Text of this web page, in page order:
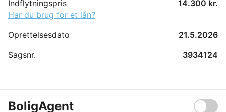
Indflytningspris
14.300 kr.
Har du brug for et lån?
Oprettelsesdato
21.5.2026
Sagsnr.
3934124
BoligAgent